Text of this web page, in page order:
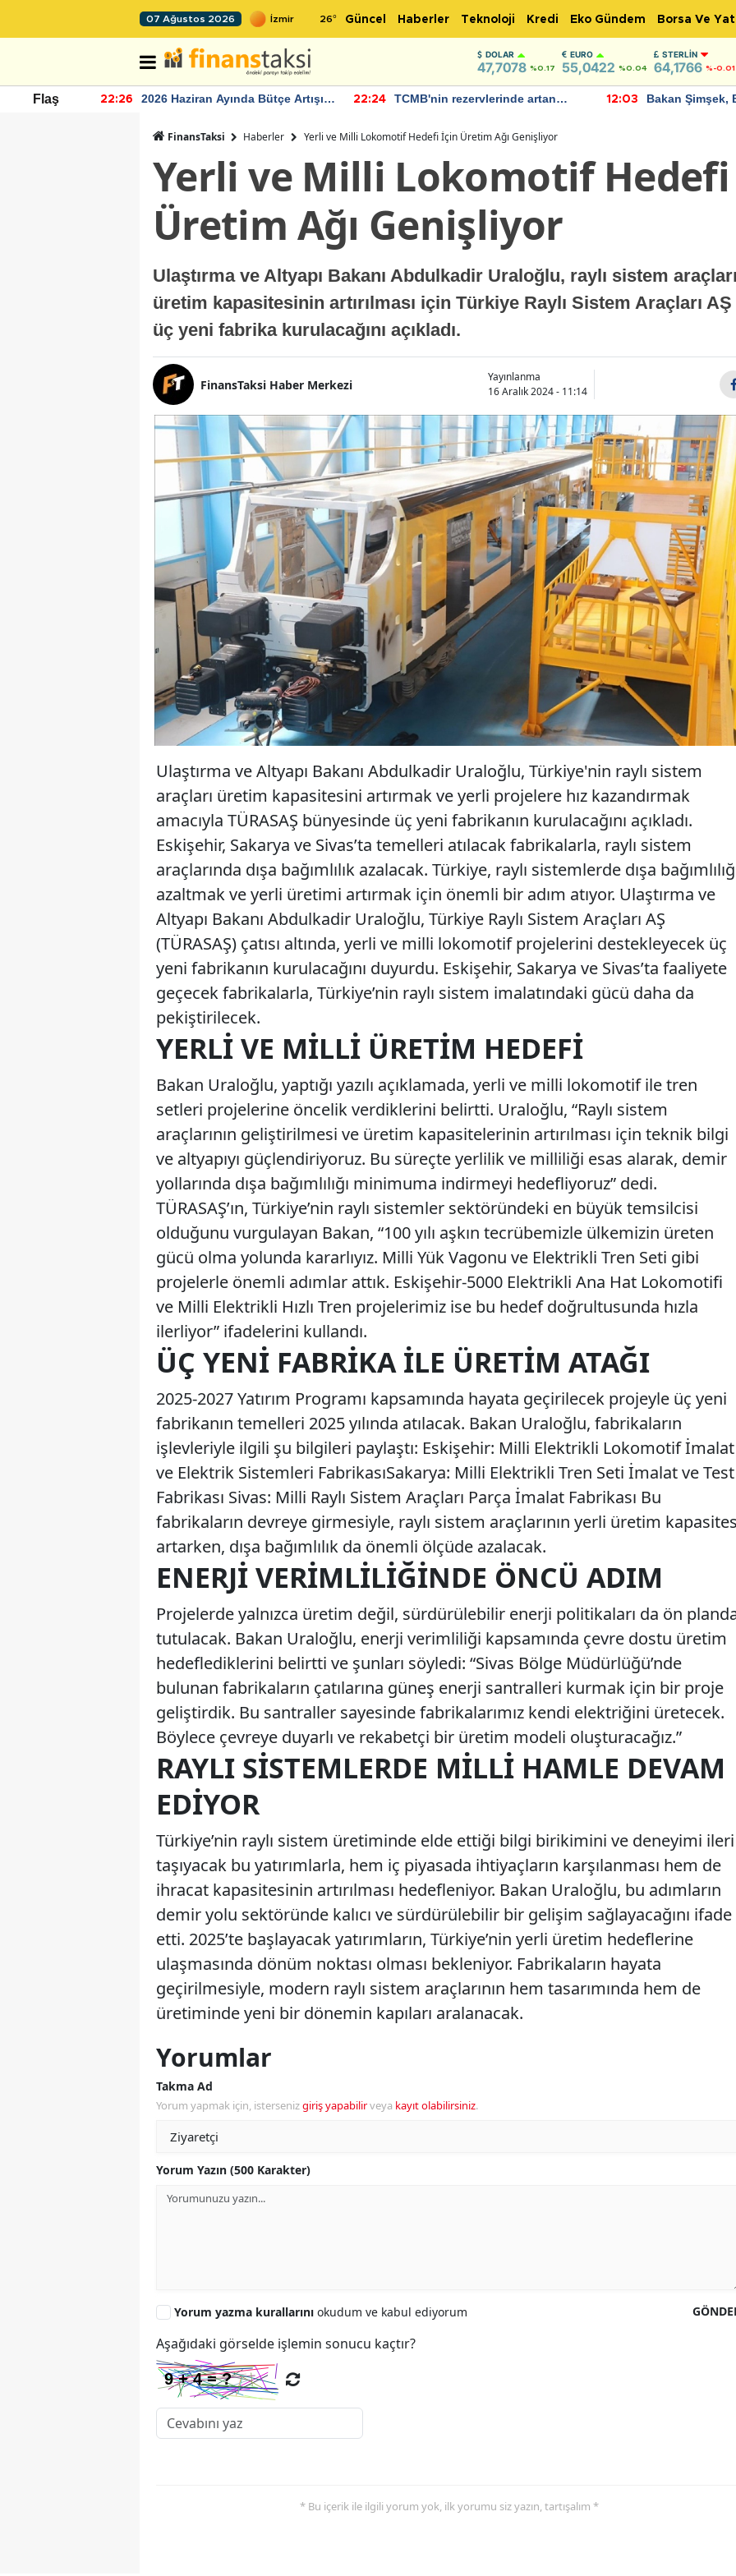
07 Ağustos 2026 26° Güncel Haberler Teknoloji Kredi Eko Gündem Borsa Ve
DOLAR
47,7078 %0.17
EURO
55,0422 %0.04
STERLIN
64,1766 %-0.01
Flaş 22:26
2026 Haziran Ayında Bütçe Artışı
22:24
TCMB'nin rezervlerinde artan
12:03
Bakan Şimşek,
FinansTaksi Haberler Yerli ve Milli Lokomotif Hedefi İçin Üretim Ağı Genişliyor
Yerli ve Milli Lokomotif
Üretim Ağı Genişliyor
Ulaştırma ve Altyapı Bakanı Abdulkadir Uraloğlu, raylı sistem
üretim kapasitesinin artırılması için Türkiye Raylı Sistem Araçları
üç yeni fabrika kurulacağını açıkladı.
FinansTaksi Haber Merkezi
Yayınlanma
16 Aralık 2024 - 11:14
Ulaştırma ve Altyapı Bakanı Abdulkadir Uraloğlu, Türkiye'nin raylı sistem
araçları üretim kapasitesini artırmak ve yerli projelere hız kazandırmak
amacıyla TÜRASAŞ bünyesinde üç yeni fabrikanın kurulacağını açıkladı.
Eskişehir, Sakarya ve Sivas’ta temelleri atılacak fabrikalarla, raylı sistem
araçlarında dışa bağımlılık azalacak. Türkiye, raylı sistemlerde dışa
azaltmak ve yerli üretimi artırmak için önemli bir adım atıyor. Ulaştırma ve
Altyapı Bakanı Abdulkadir Uraloğlu, Türkiye Raylı Sistem Araçları AŞ
(TÜRASAŞ) çatısı altında, yerli ve milli lokomotif projelerini destekleyecek üç
yeni fabrikanın kurulacağını duyurdu. Eskişehir, Sakarya ve Sivas’ta faaliyete
geçecek fabrikalarla, Türkiye’nin raylı sistem imalatındaki gücü daha da
pekiştirilecek.
YERLI VE MILLI ÜRETIM HEDEFI
Bakan Uraloğlu, yaptığı yazılı açıklamada, yerli ve milli lokomotif ile tren
setleri projelerine öncelik verdiklerini belirtti. Uraloğlu, “Raylı sistem
araçlarının geliştirilmesi ve üretim kapasitelerinin artırılması için teknik bilgi
ve altyapıyı güçlendiriyoruz. Bu süreçte yerlilik ve milliliği esas alarak, demir
yollarında dışa bağımlılığı minimuma indirmeyi hedefliyoruz” dedi.
TÜRASAŞ’ın, Türkiye’nin raylı sistemler sektöründeki en büyük temsilcisi
olduğunu vurgulayan Bakan, “100 yılı aşkın tecrübemizle ülkemizin üreten
gücü olma yolunda kararlıyız. Milli Yük Vagonu ve Elektrikli Tren Seti gibi
projelerle önemli adımlar attık. Eskişehir-5000 Elektrikli Ana Hat Lokomotifi
ve Milli Elektrikli Hızlı Tren projelerimiz ise bu hedef doğrultusunda hızla
ilerliyor” ifadelerini kullandı.
ÜÇ YENI FABRIKA ILE ÜRETIM ATAĞI
2025-2027 Yatırım Programı kapsamında hayata geçirilecek projeyle üç yeni
fabrikanın temelleri 2025 yılında atılacak. Bakan Uraloğlu, fabrikaların
işlevleriyle ilgili şu bilgileri paylaştı: Eskişehir: Milli Elektrikli Lokomotif İmalat
ve Elektrik Sistemleri FabrikasıSakarya: Milli Elektrikli Tren Seti İmalat ve Test
Fabrikası Sivas: Milli Raylı Sistem Araçları Parça İmalat Fabrikası Bu
fabrikaların devreye girmesiyle, raylı sistem araçlarının yerli üretim
artarken, dışa bağımlılık da önemli ölçüde azalacak.
ENERJI VERIMLILIĞINDE ÖNCÜ ADIM
Projelerde yalnızca üretim değil, sürdürülebilir enerji politikaları da ön
tutulacak. Bakan Uraloğlu, enerji verimliliği kapsamında çevre dostu üretim
hedeflediklerini belirtti ve şunları söyledi: “Sivas Bölge Müdürlüğü’nde
bulunan fabrikaların çatılarına güneş enerji santralleri kurmak için bir proje
geliştirdik. Bu santraller sayesinde fabrikalarımız kendi elektriğini üretecek.
Böylece çevreye duyarlı ve rekabetçi bir üretim modeli oluşturacağız.”
RAYLI SISTEMLERDE MILLI HAMLE DEVAM
EDIYOR
Türkiye’nin raylı sistem üretiminde elde ettiği bilgi birikimini ve deneyimi ileri
taşıyacak bu yatırımlarla, hem iç piyasada ihtiyaçların karşılanması hem de
ihracat kapasitesinin artırılması hedefleniyor. Bakan Uraloğlu, bu adımların
demir yolu sektöründe kalıcı ve sürdürülebilir bir gelişim sağlayacağını ifade
etti. 2025’te başlayacak yatırımların, Türkiye’nin yerli üretim hedeflerine
ulaşmasında dönüm noktası olması bekleniyor. Fabrikaların hayata
geçirilmesiyle, modern raylı sistem araçlarının hem tasarımında hem de
üretiminde yeni bir dönemin kapıları aralanacak.
Yorumlar
Takma Ad
Yorum yapmak için, istersenizgiriş yapabilirveya kayıt olabilirsiniz.
Yorum Yazın (500 Karakter)
Yorum yazma kurallarını okudum ve kabul ediyorum
Aşağıdaki görselde işlemin sonucu kaçtır?
* Bu içerik ile ilgili yorum yok, ilk yorumu siz yazın, tartışalım *